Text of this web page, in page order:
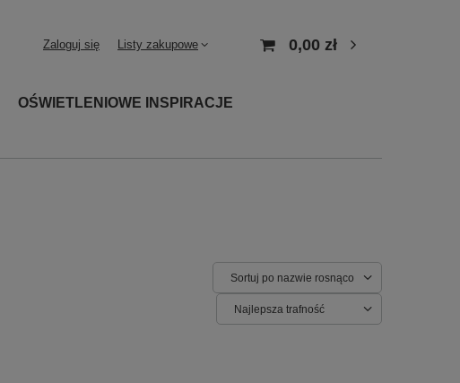
Zaloguj się Listy zakupowe 0,00 zł
OŚWIETLENIOWE INSPIRACJE
Sortuj po nazwie rosnąco
Najlepsza trafność